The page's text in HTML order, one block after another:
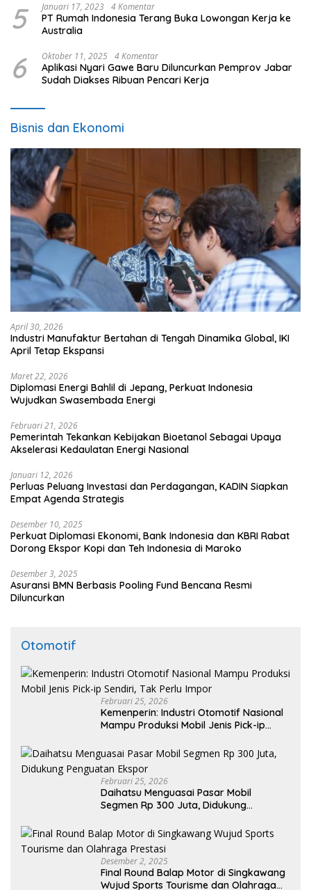
5 Januari 17, 2023 4 Komentar
PT Rumah Indonesia Terang Buka Lowongan Kerja ke
Australia
6 Oktober 11, 2025 4 Komentar
Aplikasi Nyari Gawe Baru Diluncurkan Pemprov Jabar
Sudah Diakses Ribuan Pencari Kerja
Bisnis dan Ekonomi
April 30, 2026
Industri Manufaktur Bertahan di Tengah Dinamika Global, IKI
April Tetap Ekspansi
Maret 22, 2026
Diplomasi Energi Bahlil di Jepang, Perkuat Indonesia
Wujudkan Swasembada Energi
Februari 21, 2026
Pemerintah Tekankan Kebijakan Bioetanol Sebagai Upaya
Akselerasi Kedaulatan Energi Nasional
Januari 12, 2026
Perluas Peluang Investasi dan Perdagangan, KADIN Siapkan
Empat Agenda Strategis
Desember 10, 2025
Perkuat Diplomasi Ekonomi, Bank Indonesia dan KBRI Rabat
Dorong Ekspor Kopi dan Teh Indonesia di Maroko
Desember 3, 2025
Asuransi BMN Berbasis Pooling Fund Bencana Resmi
Diluncurkan
Otomotif
Februari 25, 2026
Kemenperin: Industri Otomotif Nasional
Mampu Produksi Mobil Jenis Pick-ip
Februari 25, 2026
Daihatsu Menguasai Pasar Mobil
Segmen Rp 300 Juta, Didukung
Desember 2, 2025
Final Round Balap Motor di Singkawang
Wujud Sports Tourisme dan Olahraga